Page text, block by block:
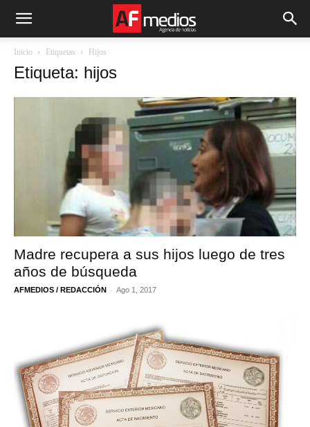
Inicio Etiquetas Hijos
Etiqueta: hijos
Madre recupera a sus hijos luego de tres
años de búsqueda
AFMEDIOS / REDACCIÓN - Ago 1, 2017